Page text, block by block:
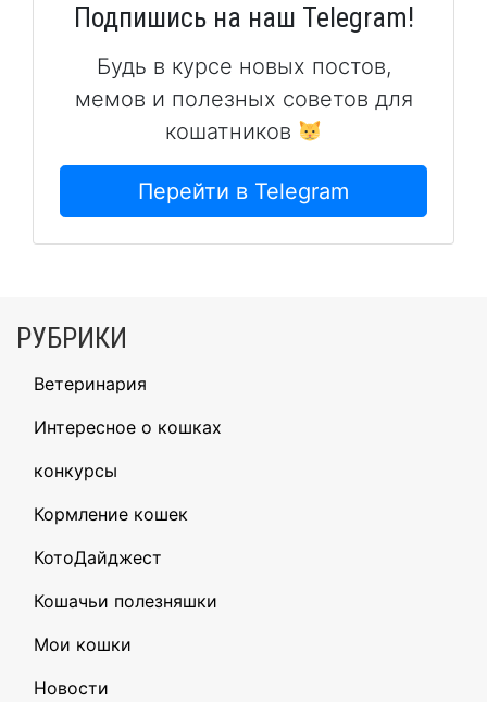
Подпишись на наш Telegram!
Будь в курсе новых постов,
мемов и полезных советов для
кошатников
Перейти в Telegram
РУБРИКИ
Ветеринария
Интересное о кошках
конкурсы
Кормление кошек
КотоДайджест
Кошачьи полезняшки
Мои кошки
Новости